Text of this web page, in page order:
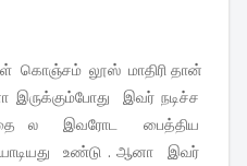
கொஞ்சம் லூஸ் மாதிரி தான்
இருக்கும்போது இவர் நடிச்ச
ல இவரோட பைத்திய
உண்டு . ஆனா இவர்